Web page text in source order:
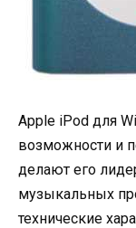
Apple iPod для
возможности и
делают его
музыкальных
технические